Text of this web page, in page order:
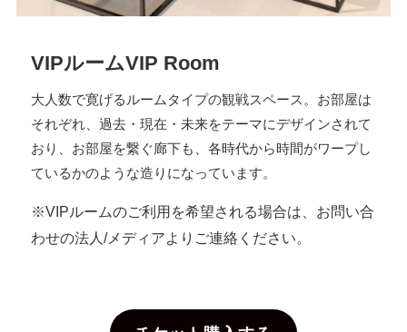
VIPルームVIP Room
大人数で寛げるルームタイプの観戦スペース。お部屋は
それぞれ、過去・現在・未来をテーマにデザインされて
おり、お部屋を繋ぐ廊下も、各時代から時間がワープし
ているかのような造りになっています。
※VIPルームのご利用を希望される場合は、お問い合
わせの法人/メディアよりご連絡ください。